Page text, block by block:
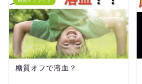
糖質オフで溶血？